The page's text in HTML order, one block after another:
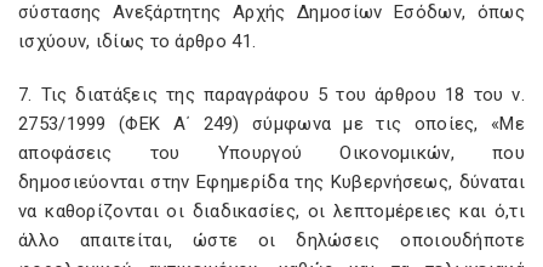
σύστασης Ανεξάρτητης Αρχής Δημοσίων Εσόδων, όπως
ισχύουν, ιδίως το άρθρο 41.
7. Τις διατάξεις της παραγράφου 5 του άρθρου 18 του ν.
2753/1999 (ΦΕΚ Α΄ 249) σύμφωνα με τις οποίες, «Με
αποφάσεις του Υπουργού Οικονομικών, που
δημοσιεύονται στην Εφημερίδα της Κυβερνήσεως, δύναται
να καθορίζονται οι διαδικασίες, οι λεπτομέρειες και ό,τι
άλλο απαιτείται, ώστε οι δηλώσεις οποιουδήποτε